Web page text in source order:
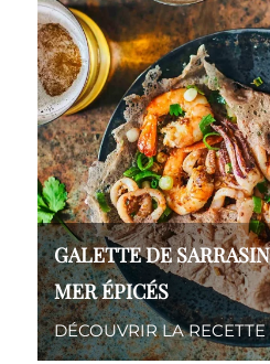
GALETTE DE
MER ÉPICÉS
DÉCOUVRIR LA RECETTE